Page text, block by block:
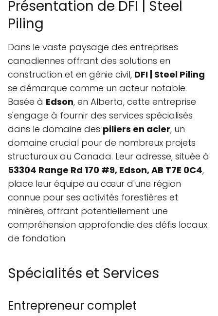
Présentation de DFI | Steel
Piling
Dans le vaste paysage des entreprises
canadiennes offrant des solutions en
construction et en génie civil, DFI | Steel Piling
se démarque comme un acteur notable.
Basée à Edson, en Alberta, cette entreprise
s'engage à fournir des services spécialisés
dans le domaine des piliers en acier, un
domaine crucial pour de nombreux projets
structuraux au Canada. Leur adresse, située à
53304 Range Rd 170 #9, Edson, AB T7E 0C4,
place leur équipe au cœur d'une région
connue pour ses activités forestières et
minières, offrant potentiellement une
compréhension approfondie des défis locaux
de fondation.
Spécialités et Services
Entrepreneur complet